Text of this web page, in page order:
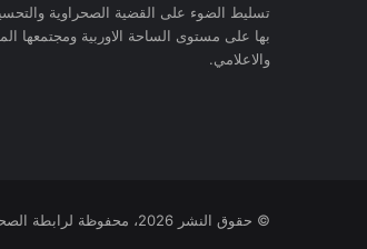
تسليط الضوء على القضية الصحراوية
بها على مستوى الساحة الاوربية ومجتمعها
والاعلامي.
© حقوق النشر 2026، محفوظة لرابطة الصحفيين الصحراويين بأوروبا |